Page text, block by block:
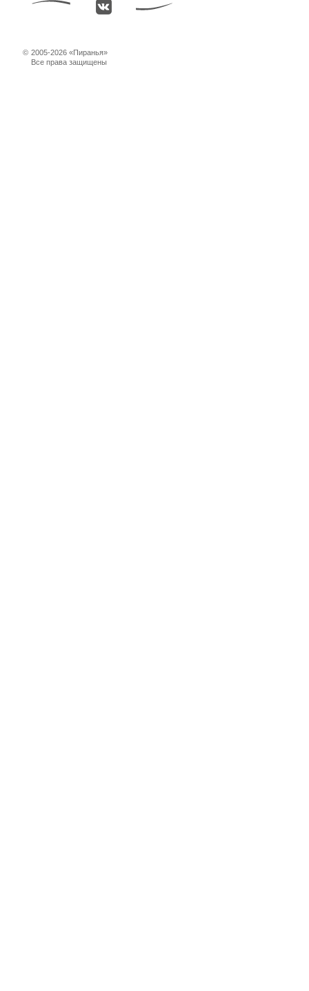
© 2005-2026 «Пиранья»
Все права защищены